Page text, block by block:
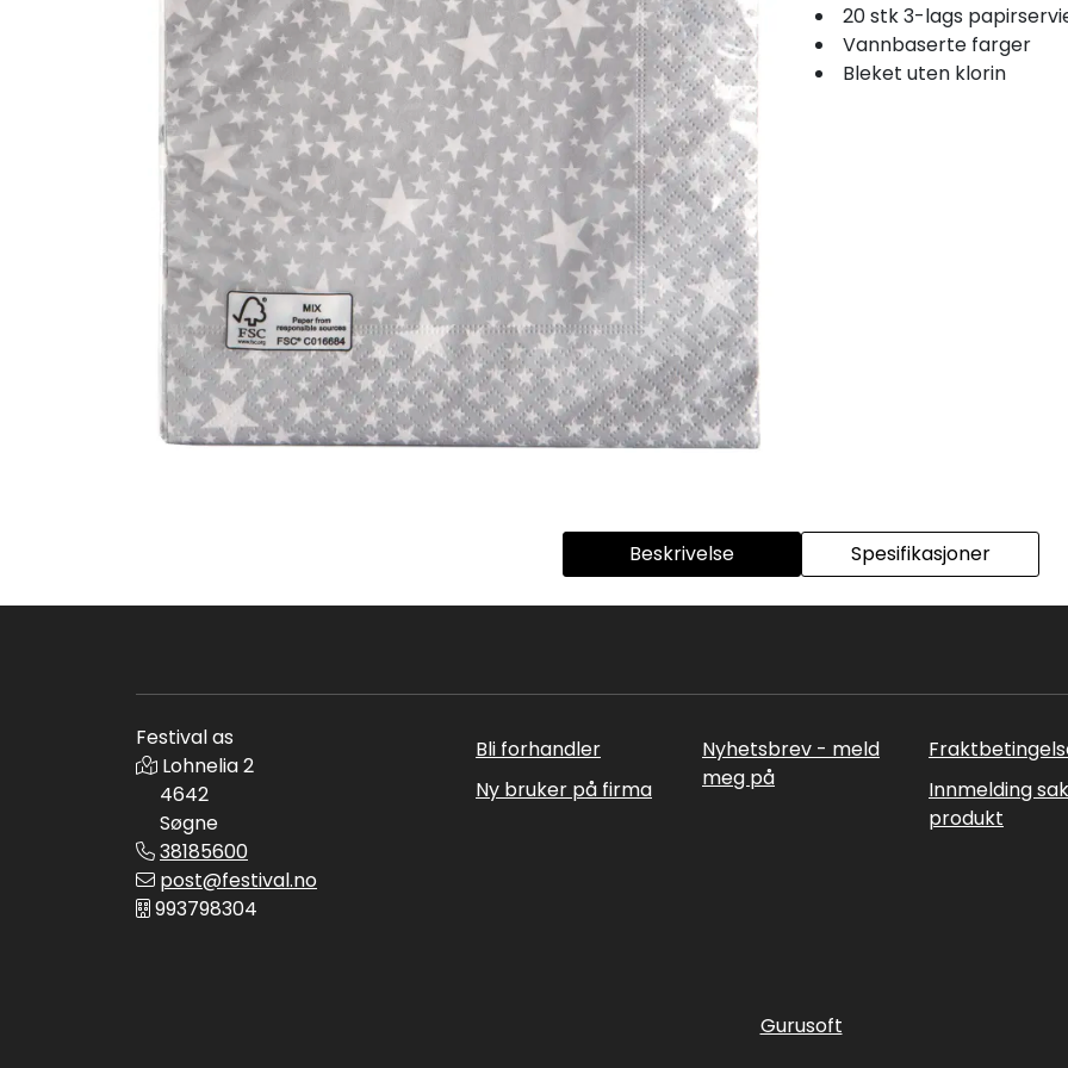
20 stk 3-lags
Vannbaserte farger
Bleket uten klorin
Beskrivelse Spesifikasjoner
Festival as
Lohnelia 2
4642
Søgne
38185600
post@festival.no
993798304
Bli forhandler
Ny bruker på firma
Nyhetsbrev - meld
meg på
Innmelding sak
produkt
Gurusoft